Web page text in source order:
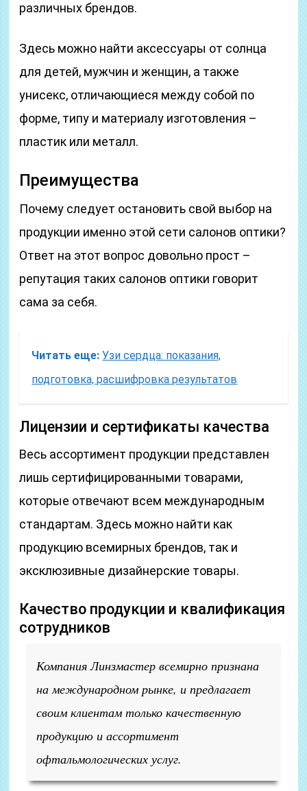
различных брендов.
Здесь можно найти аксессуары от солнца
для детей, мужчин и женщин, а также
унисекс, отличающиеся между собой по
форме, типу и материалу изготовления –
пластик или металл.
Преимущества
Почему следует остановить свой выбор на
продукции именно этой сети салонов оптики?
Ответ на этот вопрос довольно прост –
репутация таких салонов оптики говорит
сама за себя.
Читать еще: Узи сердца: показания,
подготовка, расшифровка результатов
Лицензии и сертификаты качества
Весь ассортимент продукции представлен
лишь сертифицированными товарами,
которые отвечают всем международным
стандартам. Здесь можно найти как
продукцию всемирных брендов, так и
эксклюзивные дизайнерские товары.
Качество продукции и квалификация
сотрудников
Компания Линзмастер всемирно признана
на международном рынке, и предлагает
своим клиентам только качественную
продукцию и ассортимент
офтальмологических услуг.